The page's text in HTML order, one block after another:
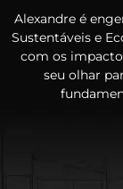
Alexandre é
Sustentáveis e
com os
seu olhar